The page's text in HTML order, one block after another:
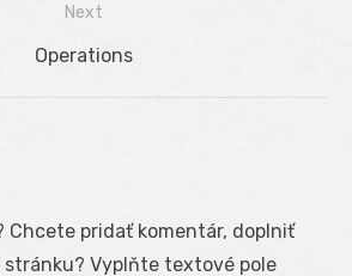
Next
Next
Operations
Chcete pridať komentár, doplniť
Vyplňte textové pole